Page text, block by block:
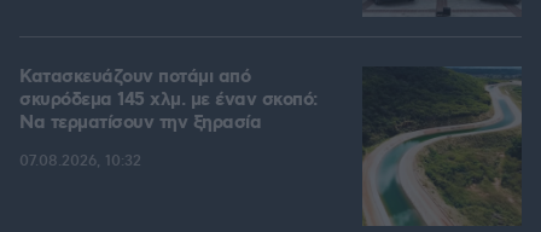
Κατασκευάζουν ποτάμι από
σκυρόδεμα 145 χλμ. με έναν σκοπό:
Να τερματίσουν την ξηρασία
07.08.2026, 10:32